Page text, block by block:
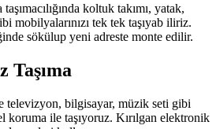
koltuk takımı, yatak,
mobilyalarınızı tek tek taşıyab iliriz.
sökülup yeni adreste monte edilir.
Taşıma
televizyon, bilgisayar, müzik seti gibi
koruma ile taşıyoruz. Kırılgan elektronik